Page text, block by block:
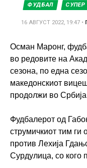
ФУДБАЛ СУПЕР
16 АВГУСТ 2022, 19:47 •
Осман Маронг,
во редовите на
сезона, по една
македонскиот
продолжи во
Фудбалерот од
струмичкиот тим ги
против Лехија
Сурдулица, со кого